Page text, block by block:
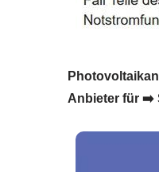
Anbieter für ➡️